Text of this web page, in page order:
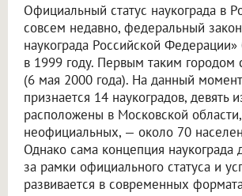
Официальный статус наукограда в
совсем недавно, федеральный
наукограда Российской
в 1999 году. Первым таким городом
(6 мая 2000 года). На данный
признается 14 наукоградов, девять
расположены в Московской
неофициальных, — около 70
Однако сама концепция наукограда
за рамки официального статуса и
развивается в современных